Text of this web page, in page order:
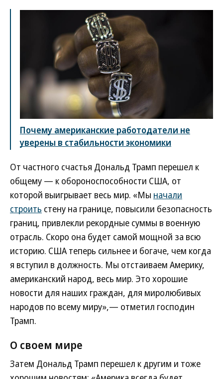
Почему американские работодатели не
уверены в стабильности экономики
От частного счастья Дональд Трамп перешел к
общему — к обороноспособности США, от
которой выигрывает весь мир. «Мы начали
строить стену на границе, повысили безопасность
границ, привлекли рекордные суммы в военную
отрасль. Скоро она будет самой мощной за всю
историю. США теперь сильнее и богаче, чем когда
я вступил в должность. Мы отстаиваем Америку,
американский народ, весь мир. Это хорошие
новости для наших граждан, для миролюбивых
народов по всему миру»,— отметил господин
Трамп.
О своем мире
Затем Дональд Трамп перешел к другим и тоже